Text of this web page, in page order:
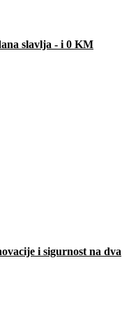
slavlja - i 0 KM
i sigurnost na dva